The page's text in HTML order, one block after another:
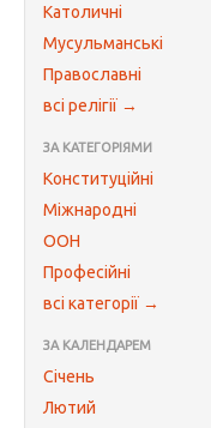
Католичні
Мусульманські
Православні
всі релігії →
ЗА КАТЕГОРІЯМИ
Конституційні
Міжнародні
ООН
Професійні
всі категорії →
ЗА КАЛЕНДАРЕМ
Січень
Лютий